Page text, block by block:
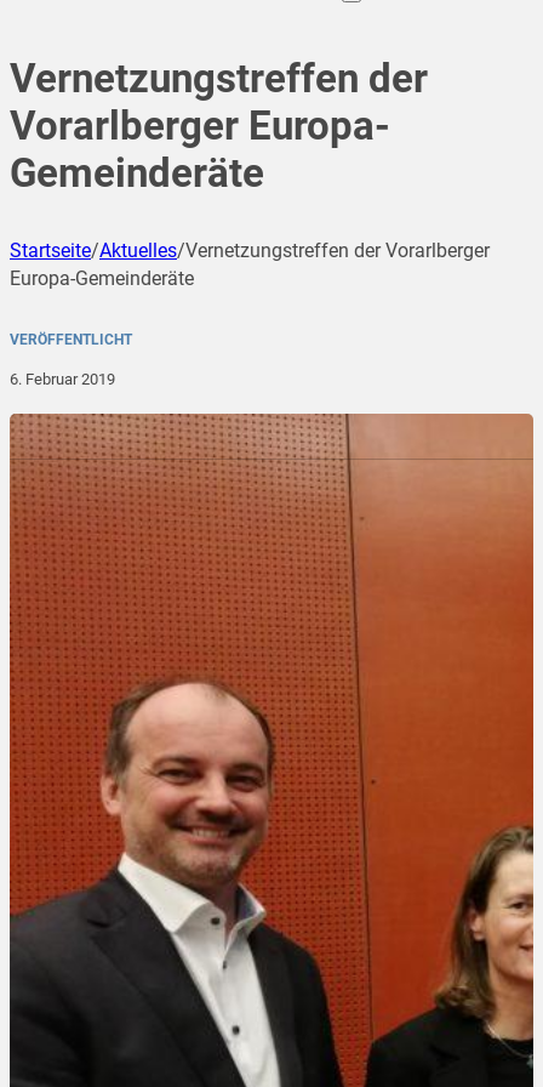
Vernetzungstreffen der
Vorarlberger Europa-
Gemeinderäte
Startseite/Aktuelles/Vernetzungstreffen der Vorarlberger
Europa-Gemeinderäte
VERÖFFENTLICHT
6. Februar 2019